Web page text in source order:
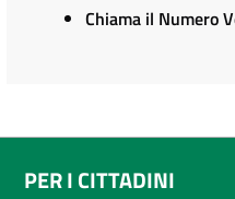
Chiama il Numero
PER I CITTADINI